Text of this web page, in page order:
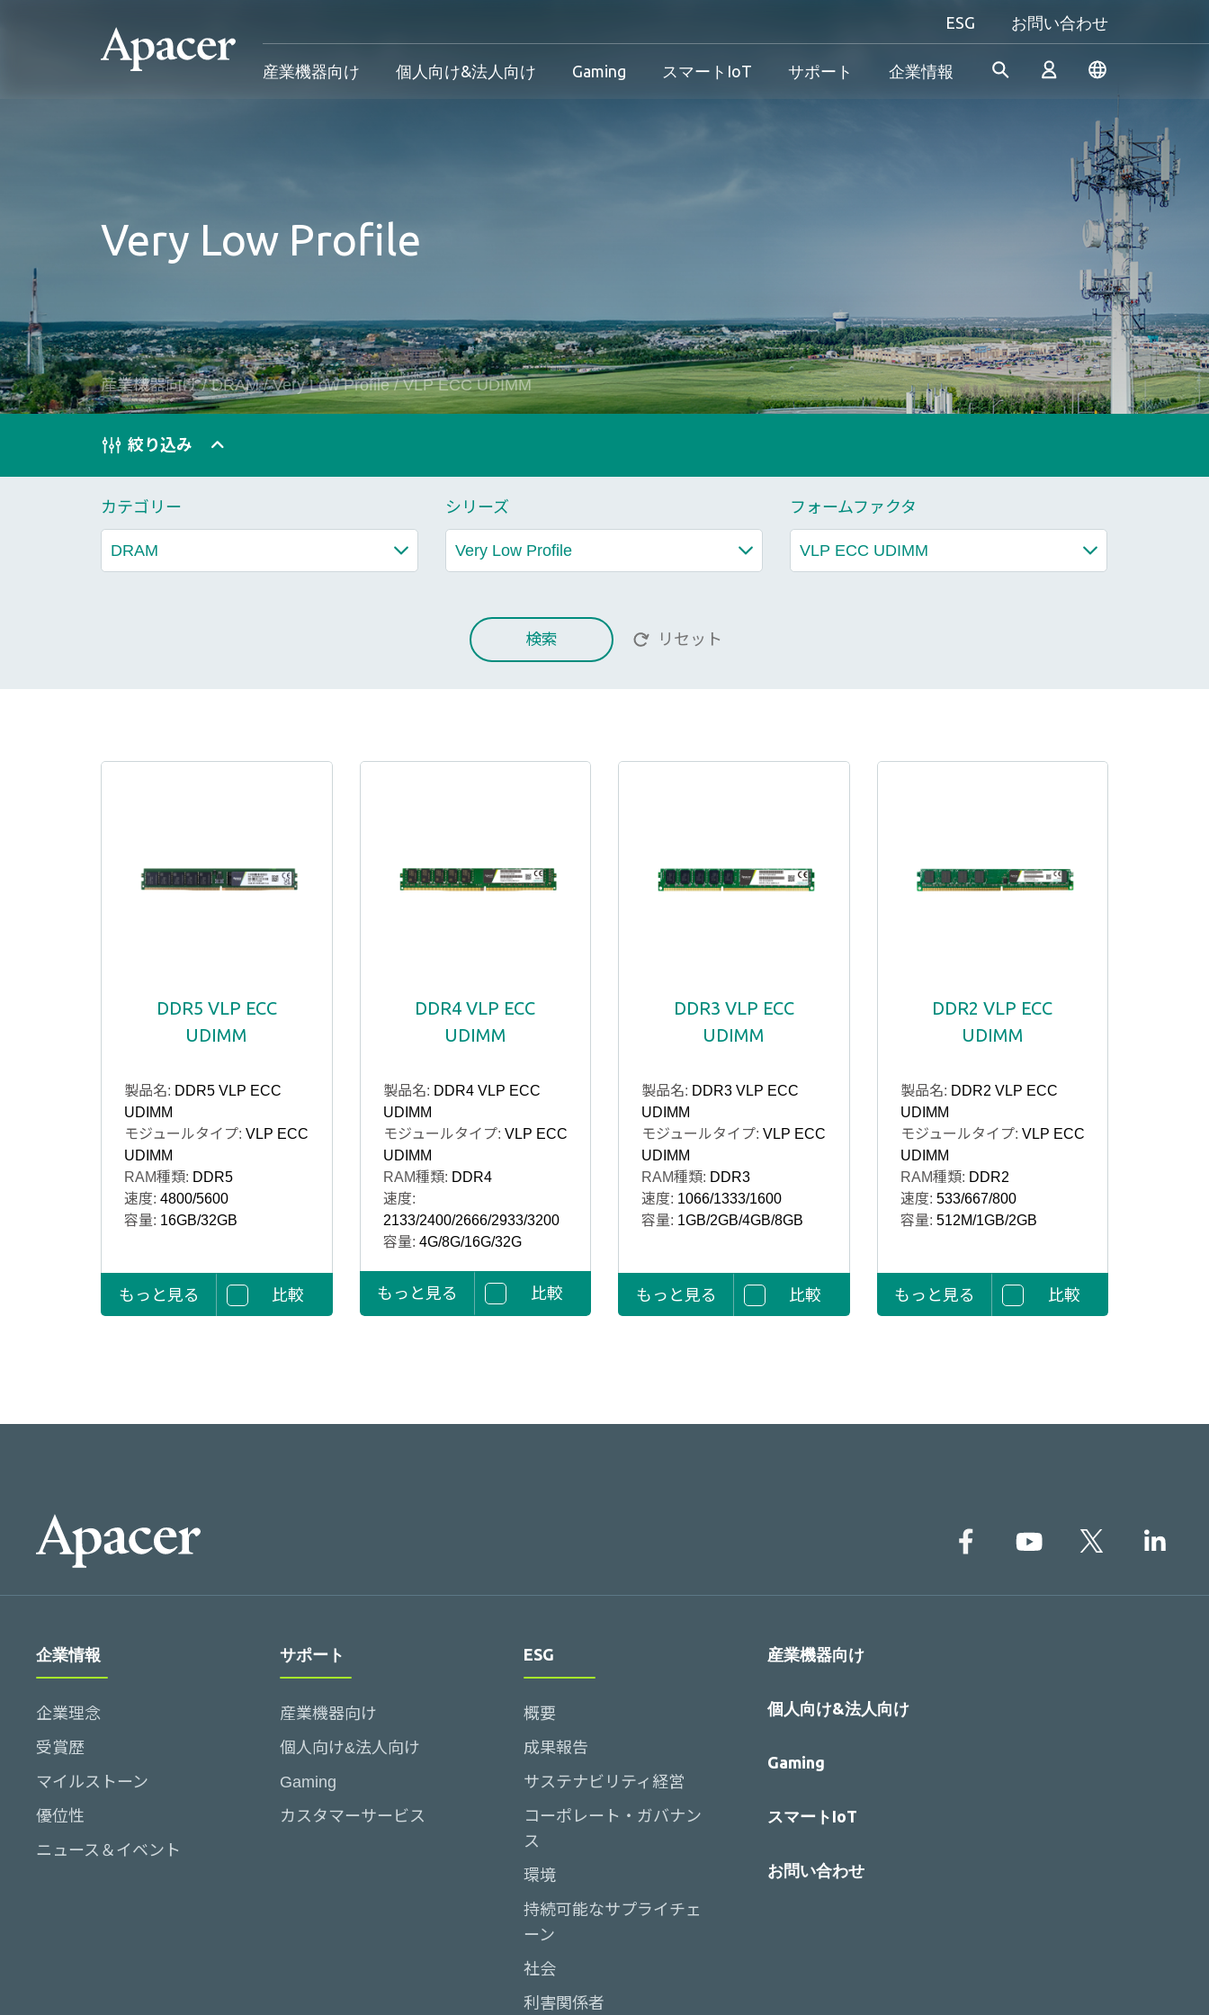
ESG お問い合わせ
産業機器向け
SSD
応用デバイス
導入事例
技術情報
ります。
もっと見る
個人向け&法人向け
個人向け
Blog
ることで、消費者が日常生活
でデジタルデータを簡単に記
録、保存、共有できるように
サポートしています。
Gaming
Gaming Product
応え、プレイヤーとしての真
の力を発揮します！
スマートIoT サポート
個人向け&法人向け
カスタマーサービス
企業情報
Very Low Profile
産業機器向け/DRAM/Very Low Profile/VLP ECC UDIMM
絞り込み
カテゴリー シリーズ フォームファクタ
検索 リセット
DDR5 VLP ECC
UDIMM
製品名: DDR5 VLP ECC
UDIMM
モジュールタイプ: VLP ECC
UDIMM
RAM種類: DDR5
速度: 4800/5600
容量: 16GB/32GB
もっと見る 比較
DDR4 VLP ECC
UDIMM
製品名: DDR4 VLP ECC
UDIMM
モジュールタイプ: VLP ECC
UDIMM
RAM種類: DDR4
速度:
2133/2400/2666/2933/3200
容量: 4G/8G/16G/32G
もっと見る 比較
DDR3 VLP ECC
UDIMM
製品名: DDR3 VLP ECC
UDIMM
モジュールタイプ: VLP ECC
UDIMM
RAM種類: DDR3
速度: 1066/1333/1600
容量: 1GB/2GB/4GB/8GB
もっと見る 比較
DDR2 VLP ECC
UDIMM
製品名: DDR2 VLP ECC
UDIMM
モジュールタイプ: VLP ECC
UDIMM
RAM種類: DDR2
速度: 533/667/800
容量: 512M/1GB/2GB
もっと見る 比較
企業情報
企業理念
受賞歴
マイルストーン
優位性
ニュース＆イベント
サポート
産業機器向け
個人向け&法人向け
Gaming
カスタマーサービス
ESG
概要
成果報告
サステナビリティ経営
コーポレート・ガバナン
ス
環境
持続可能なサプライチェ
ーン
社会
利害関係者
産業機器向け
個人向け&法人向け
Gaming
スマートIoT
お問い合わせ